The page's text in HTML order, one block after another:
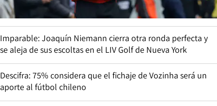
Imparable: Joaquín Niemann cierra otra ronda perfecta y
se aleja de sus escoltas en el LIV Golf de Nueva York
Descifra: 75% considera que el fichaje de Vozinha será un
aporte al fútbol chileno